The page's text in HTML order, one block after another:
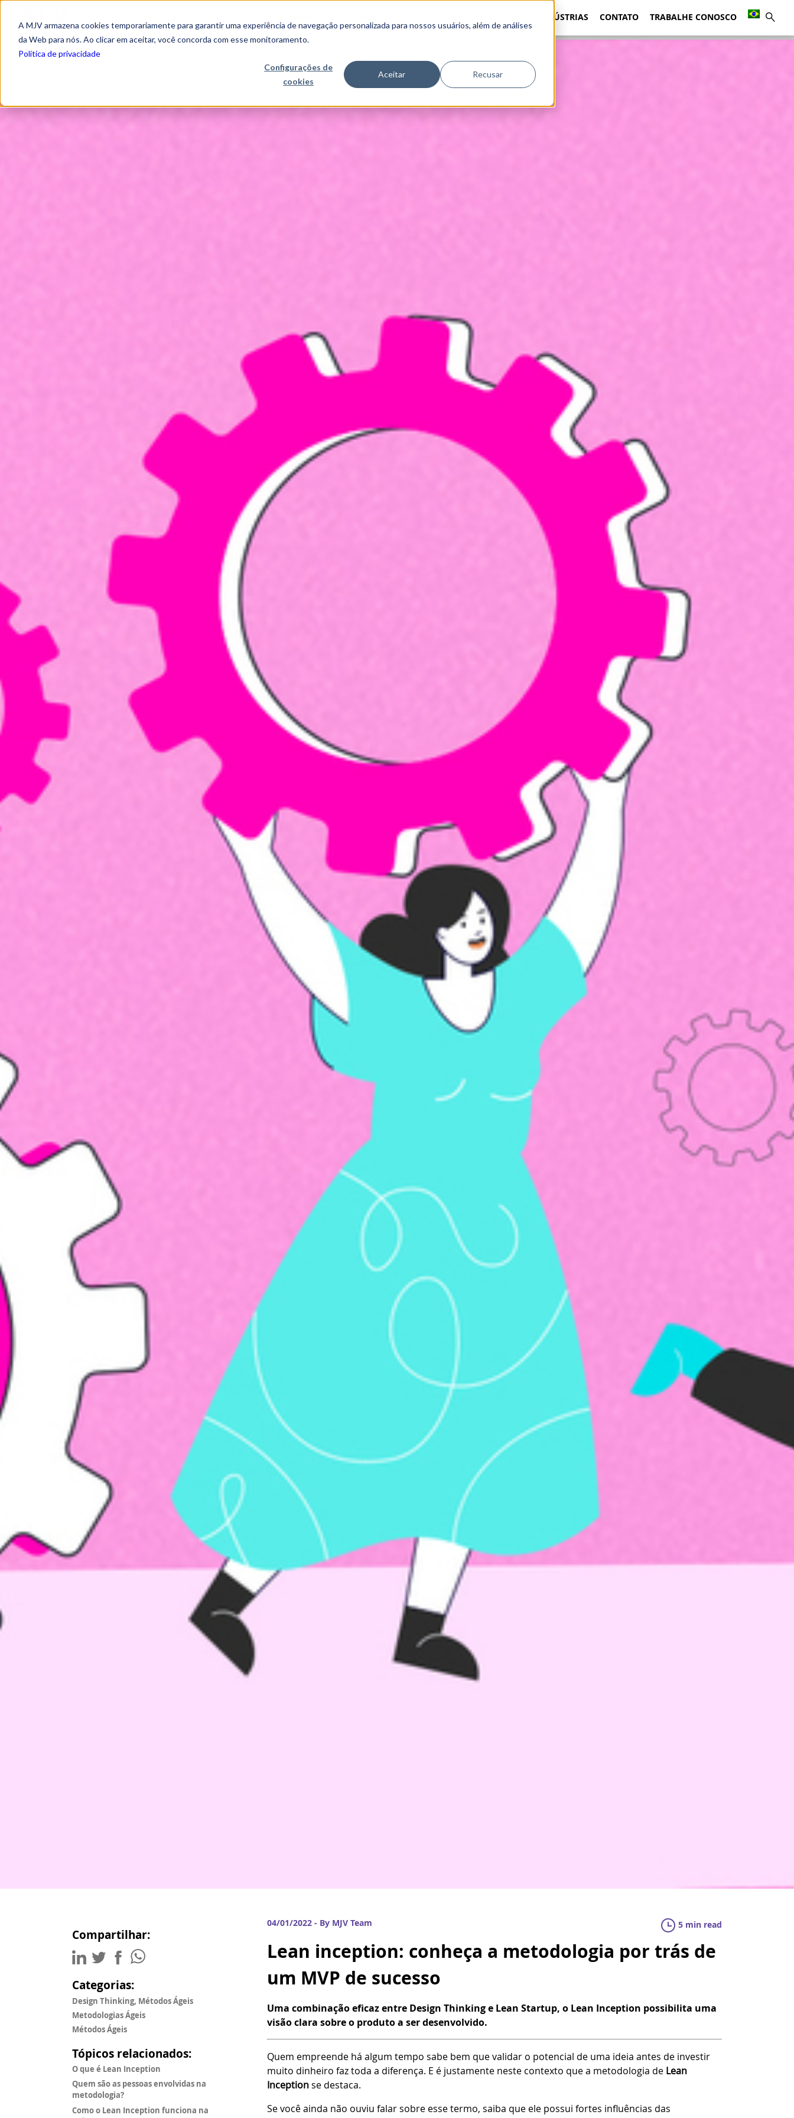
A MJV armazena cookies temporariamente para garantir uma experiência de navegação personalizada para nossos usuários, além de análises
da Web para nós. Ao clicar em aceitar, você concorda com esse monitoramento.
Política de privacidade
Configurações de
cookies
Aceitar Recusar
INDÚSTRIAS CONTATO TRABALHE CONOSCO
Compartilhar:
Categorias:
Design Thinking, Métodos Ágeis
Metodologias Ágeis
Métodos Ágeis
Tópicos relacionados:
O que é Lean Inception
Quem são as pessoas envolvidas na
metodologia?
Como o Lean Inception funciona na
04/01/2022 - By MJV Team 5 min read
Lean inception: conheça a metodologia por trás de
um MVP de sucesso
Uma combinação eficaz entre Design Thinking e Lean Startup, o Lean Inception possibilita uma
visão clara sobre o produto a ser desenvolvido.
Quem empreende há algum tempo sabe bem que validar o potencial de uma ideia antes de investir
muito dinheiro faz toda a diferença. E é justamente neste contexto que a metodologia de Lean
Inceptionse destaca.
Se você ainda não ouviu falar sobre esse termo, saiba que ele possui fortes influências das